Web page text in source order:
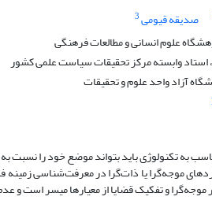
صدیقه قیومی3
علوم انسانی و مطالعات فرهنگی
استاد وابسته مرکز تحقیقات سیاست علمی کشور
آزاد واحد علوم و تحقیقات
به تکنولوژی باید بتواند موضع خود را
موجه‌گرا یا ذات‌گرا در معرفت‌شناسی زمینه
و تفکیک قضایا از معیارها میسر است و